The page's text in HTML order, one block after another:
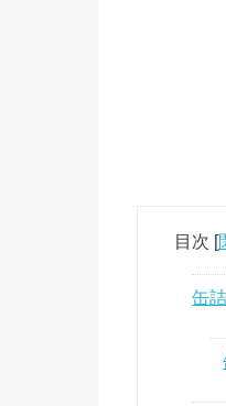
目次 [
缶